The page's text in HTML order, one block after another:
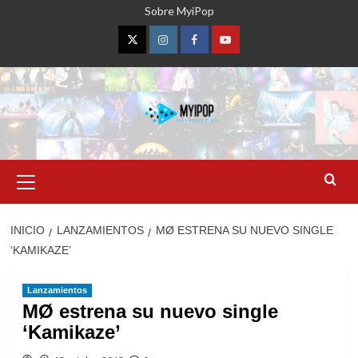
Sobre MyiPop
TwitterInstagramFacebookYouTube
primario
INICIO LANZAMIENTOS
MØ ESTRENA SU NUEVO SINGLE
‘KAMIKAZE’
Lanzamientos
MØ estrena su nuevo single
‘Kamikaze’